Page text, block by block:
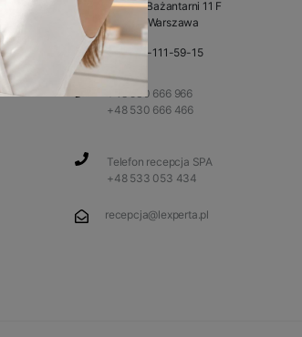
ul. Przy Bażantarni 11 F
02-793 Warszawa
NIP: 948-111-59-15
+48 530 666 966
+48 530 666 466
Telefon recepcja SPA
+48 533 053 434
recepcja@lexperta.pl